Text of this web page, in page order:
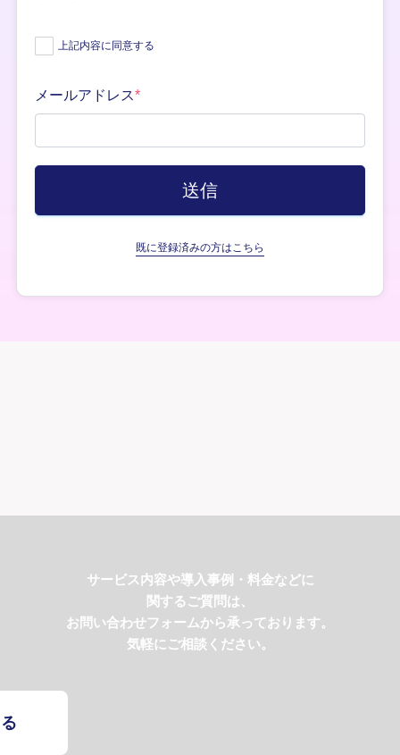
上記内容に同意する
メールアドレス*
既に登録済みの方はこちら
サービス内容や導入事例・料金などに
関するご質問は、
お問い合わせフォームから承っております。
気軽にご相談ください。